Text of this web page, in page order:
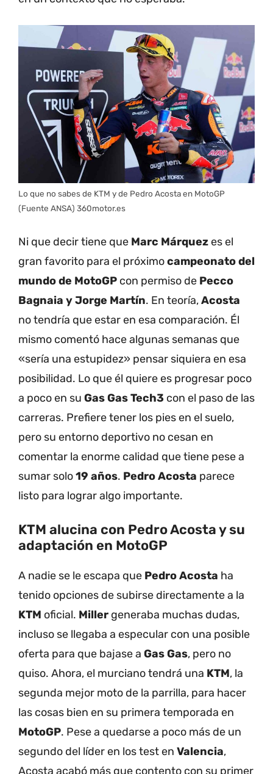
Lo que no sabes de KTM y de Pedro Acosta en MotoGP
(Fuente ANSA) 360motor.es
Ni que decir tiene que Marc Márquezes el
gran favorito para el próximocampeonato del
mundo de MotoGP con permiso de Pecco
Bagnaia y Jorge Martín. En teoría,Acosta
no tendría que estar en esa comparación. Él
mismo comentó hace algunas semanas que
«sería una estupidez» pensar siquiera en esa
posibilidad. Lo que él quiere es progresar poco
a poco en su Gas Gas Tech3 con el paso de las
carreras. Prefiere tener los pies en el suelo,
pero su entorno deportivo no cesan en
comentar la enorme calidad que tiene pese a
sumar solo19 años. Pedro Acosta parece
listo para lograr algo importante.
KTM alucina con Pedro Acosta y su
adaptación en MotoGP
A nadie se le escapa que Pedro Acosta ha
tenido opciones de subirse directamente a la
KTM oficial. Miller generaba muchas dudas,
incluso se llegaba a especular con una posible
oferta para que bajase a Gas Gas, pero no
quiso. Ahora, el murciano tendrá una KTM, la
segunda mejor moto de la parrilla, para hacer
las cosas bien en su primera temporada en
MotoGP. Pese a quedarse a poco más de un
segundo del líder en los test en Valencia,
Acosta acabó más que contento con su primer